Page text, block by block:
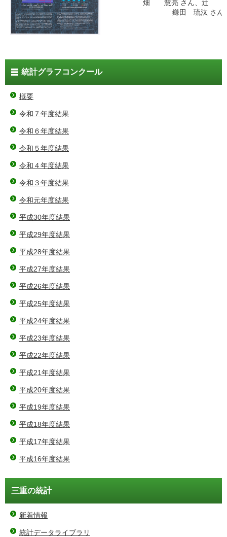
畑 慧亮 さん、辻 泰
鎌田 琉汰 さん
統計グラフコンクール
概要
令和７年度結果
令和６年度結果
令和５年度結果
令和４年度結果
令和３年度結果
令和元年度結果
平成30年度結果
平成29年度結果
平成28年度結果
平成27年度結果
平成26年度結果
平成25年度結果
平成24年度結果
平成23年度結果
平成22年度結果
平成21年度結果
平成20年度結果
平成19年度結果
平成18年度結果
平成17年度結果
平成16年度結果
三重の統計
新着情報
統計データライブラリ